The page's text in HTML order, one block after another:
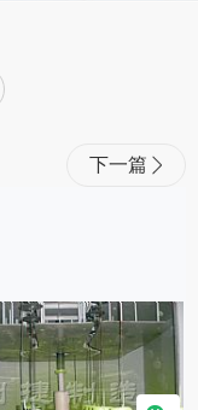
下一篇 